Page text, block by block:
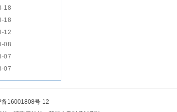
18
18
12
08
07
07
备16001808号-12